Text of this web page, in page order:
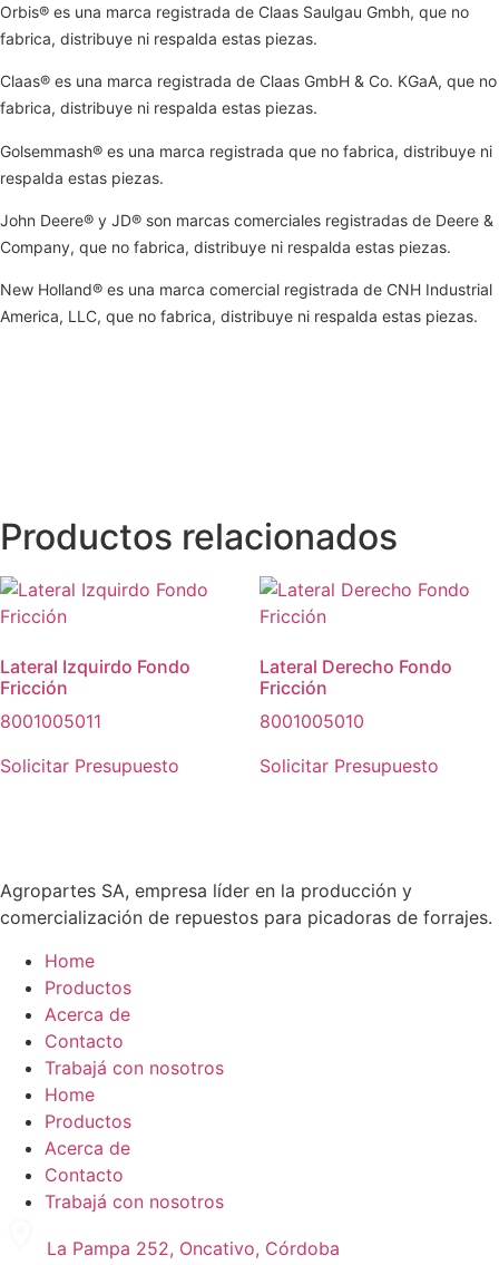
Orbis® es una marca registrada de Claas Saulgau Gmbh, que no
fabrica, distribuye ni respalda estas piezas.
Claas® es una marca registrada de Claas GmbH & Co. KGaA, que no
fabrica, distribuye ni respalda estas piezas.
Golsemmash® es una marca registrada que no fabrica, distribuye ni
respalda estas piezas.
John Deere® y JD® son marcas comerciales registradas de Deere &
Company, que no fabrica, distribuye ni respalda estas piezas.
New Holland® es una marca comercial registrada de CNH Industrial
America, LLC, que no fabrica, distribuye ni respalda estas piezas.
Productos relacionados
Lateral Izquirdo Fondo
Fricción
8001005011
Solicitar Presupuesto
Lateral Derecho Fondo
Fricción
8001005010
Solicitar Presupuesto
Agropartes SA, empresa líder en la producción y
comercialización de repuestos para picadoras de forrajes.
Home
Productos
Acerca de
Contacto
Trabajá con nosotros
Home
Productos
Acerca de
Contacto
Trabajá con nosotros
La Pampa 252, Oncativo, Córdoba